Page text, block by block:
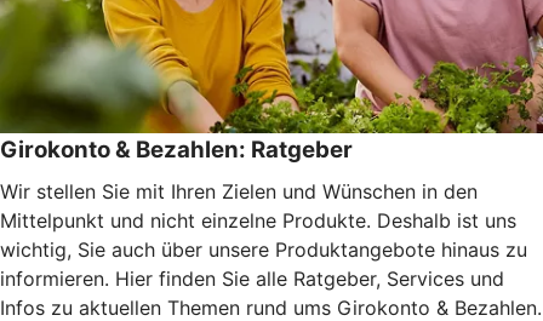
Girokonto & Bezahlen: Ratgeber
Wir stellen Sie mit Ihren Zielen und Wünschen in den
Mittelpunkt und nicht einzelne Produkte. Deshalb ist uns
wichtig, Sie auch über unsere Produktangebote hinaus zu
informieren. Hier finden Sie alle Ratgeber, Services und
Infos zu aktuellen Themen rund ums Girokonto & Bezahlen.